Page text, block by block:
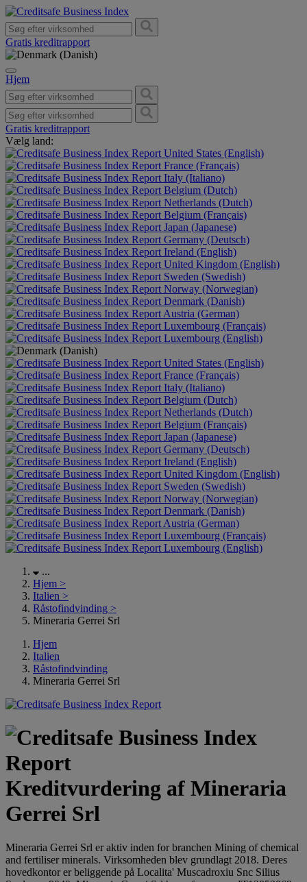
Gratis kreditrapport
Hjem
Gratis kreditrapport
Vælg land:
United States (English)
France (Français)
Italy (Italiano)
Belgium (Dutch)
Netherlands (Dutch)
Belgium (Français)
Japan (Japanese)
Germany (Deutsch)
Ireland (English)
United Kingdom (English)
Sweden (Swedish)
Norway (Norwegian)
Denmark (Danish)
Austria (German)
Luxembourg (Français)
Luxembourg (English)
United States (English)
France (Français)
Italy (Italiano)
Belgium (Dutch)
Netherlands (Dutch)
Belgium (Français)
Japan (Japanese)
Germany (Deutsch)
Ireland (English)
United Kingdom (English)
Sweden (Swedish)
Norway (Norwegian)
Denmark (Danish)
Austria (German)
Luxembourg (Français)
Luxembourg (English)
...
Hjem >
Italien >
Råstofindvinding >
Mineraria Gerrei Srl
Hjem
Italien
Råstofindvinding
Mineraria Gerrei Srl
Kreditvurdering af Mineraria
Gerrei Srl
Mineraria Gerrei Srl er aktiv inden for branchen Mining of chemical
and fertiliser minerals. Virksomheden blev grundlagt 2018. Deres
hovedkontor er beliggende på Localita' Muscadroxiu Snc Silius